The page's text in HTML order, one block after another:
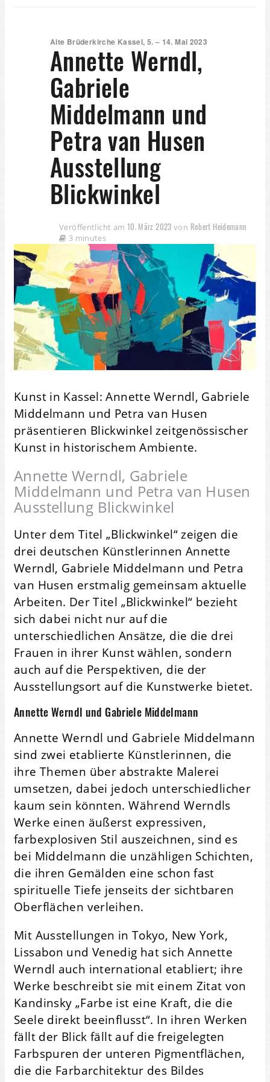
Alte Brüderkirche Kassel, 5. – 14. Mai 2023
Annette Werndl,
Gabriele
Middelmann und
Petra van Husen
Ausstellung
Blickwinkel
Veröffentlicht am 10. März 2023 von Robert Heidemann
3 minutes
Kunst in Kassel: Annette Werndl, Gabriele
Middelmann und Petra van Husen
präsentieren Blickwinkel zeitgenössischer
Kunst in historischem Ambiente.
Annette Werndl, Gabriele
Middelmann und Petra van Husen
Ausstellung Blickwinkel
Unter dem Titel „Blickwinkel“ zeigen die
drei deutschen Künstlerinnen Annette
Werndl, Gabriele Middelmann und Petra
van Husen erstmalig gemeinsam aktuelle
Arbeiten. Der Titel „Blickwinkel“ bezieht
sich dabei nicht nur auf die
unterschiedlichen Ansätze, die die drei
Frauen in ihrer Kunst wählen, sondern
auch auf die Perspektiven, die der
Ausstellungsort auf die Kunstwerke bietet.
Annette Werndl und Gabriele Middelmann
Annette Werndl und Gabriele Middelmann
sind zwei etablierte Künstlerinnen, die
ihre Themen über abstrakte Malerei
umsetzen, dabei jedoch unterschiedlicher
kaum sein könnten. Während Werndls
Werke einen äußerst expressiven,
farbexplosiven Stil auszeichnen, sind es
bei Middelmann die unzähligen Schichten,
die ihren Gemälden eine schon fast
spirituelle Tiefe jenseits der sichtbaren
Oberflächen verleihen.
Mit Ausstellungen in Tokyo, New York,
Lissabon und Venedig hat sich Annette
Werndl auch international etabliert; ihre
Werke beschreibt sie mit einem Zitat von
Kandinsky „Farbe ist eine Kraft, die die
Seele direkt beeinflusst“. In ihren Werken
fällt der Blick fällt auf die freigelegten
Farbspuren der unteren Pigmentflächen,
die die Farbarchitektur des Bildes